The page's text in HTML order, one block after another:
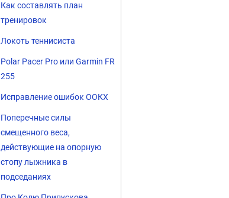
Как составлять план
тренировок
Локоть теннисиста
Polar Pacer Pro или Garmin FR
255
Исправление ошибок ООКХ
Поперечные силы
смещенного веса,
действующие на опорную
стопу лыжника в
подседаниях